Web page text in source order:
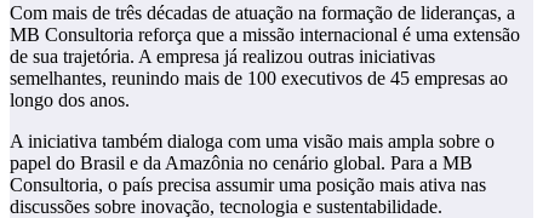
Com mais de três décadas de atuação na formação de lideranças, a
MB Consultoria reforça que a missão internacional é uma extensão
de sua trajetória. A empresa já realizou outras iniciativas
semelhantes, reunindo mais de 100 executivos de 45 empresas ao
longo dos anos.
A iniciativa também dialoga com uma visão mais ampla sobre o
papel do Brasil e da Amazônia no cenário global. Para a MB
Consultoria, o país precisa assumir uma posição mais ativa nas
discussões sobre inovação, tecnologia e sustentabilidade.